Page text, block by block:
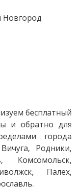
Новгород
бесплатный
и обратно для
города
Родники,
Комсомольск,
Палех,